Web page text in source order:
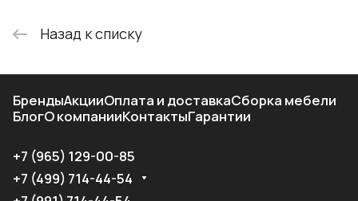
Назад к списку
БрендыАкцииОплата и доставкаСборка мебели
БлогО компанииКонтактыГарантии
+7 (965) 129-00-85
+7 (499) 714-44-54